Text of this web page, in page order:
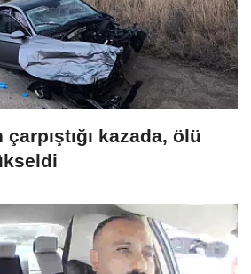
kazada, ölü